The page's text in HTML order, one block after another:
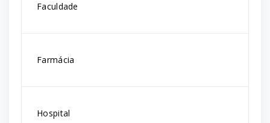
Faculdade
Farmácia
Hospital